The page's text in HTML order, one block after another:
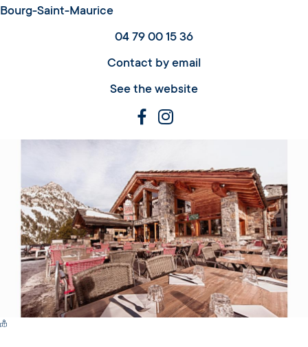
Bourg-Saint-Maurice
04 79 00 15 36
Contact by email
See the website
Switch Carte/Photos